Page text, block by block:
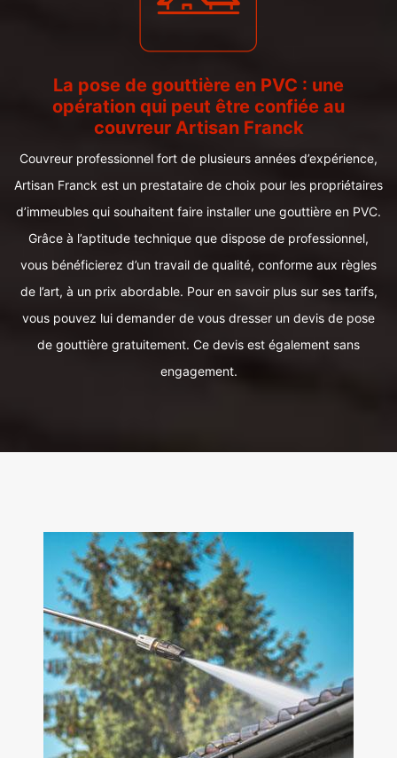
La pose de gouttière en PVC : une
opération qui peut être confiée au
couvreur Artisan Franck
Couvreur professionnel fort de plusieurs années d’expérience,
Artisan Franck est un prestataire de choix pour les propriétaires
d’immeubles qui souhaitent faire installer une gouttière en PVC.
Grâce à l’aptitude technique que dispose de professionnel,
vous bénéficierez d’un travail de qualité, conforme aux règles
de l’art, à un prix abordable. Pour en savoir plus sur ses tarifs,
vous pouvez lui demander de vous dresser un devis de pose
de gouttière gratuitement. Ce devis est également sans
engagement.